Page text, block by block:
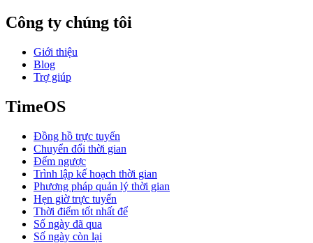
Công ty chúng tôi
Giới thiệu
Blog
Trợ giúp
TimeOS
Đồng hồ trực tuyến
Chuyển đổi thời gian
Đếm ngược
Trình lập kế hoạch thời gian
Phương pháp quản lý thời gian
Hẹn giờ trực tuyến
Thời điểm tốt nhất để
Số ngày đã qua
Số ngày còn lại